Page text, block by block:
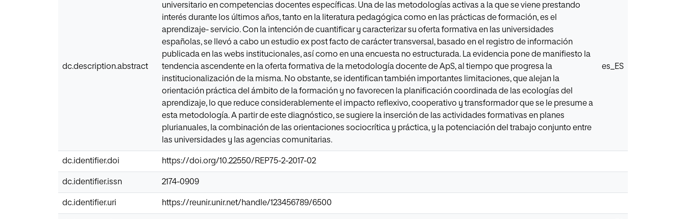
dc.description.abstract
universitario en competencias docentes específicas. Una de las metodologías activas a la que se viene prestando
interés durante los últimos años, tanto en la literatura pedagógica como en las prácticas de formación, es el
aprendizaje- servicio. Con la intención de cuantificar y caracterizar su oferta formativa en las universidades
españolas, se llevó a cabo un estudio ex post facto de carácter transversal, basado en el registro de información
publicada en las webs institucionales, así como en una encuesta no estructurada. La evidencia pone de manifiesto la
tendencia ascendente en la oferta formativa de la metodología docente de ApS, al tiempo que progresa la
institucionalización de la misma. No obstante, se identifican también importantes limitaciones, que alejan la
orientación práctica del ámbito de la formación y no favorecen la planificación coordinada de las ecologías del
aprendizaje, lo que reduce considerablemente el impacto reflexivo, cooperativo y transformador que se le presume a
esta metodología. A partir de este diagnóstico, se sugiere la inserción de las actividades formativas en planes
plurianuales, la combinación de las orientaciones sociocrítica y práctica, y la potenciación del trabajo conjunto entre
las universidades y las agencias comunitarias.
es_ES
dc.identifier.doi https://doi.org/10.22550/REP75-2-2017-02
dc.identifier.issn 2174-0909
dc.identifier.uri https://reunir.unir.net/handle/123456789/6500